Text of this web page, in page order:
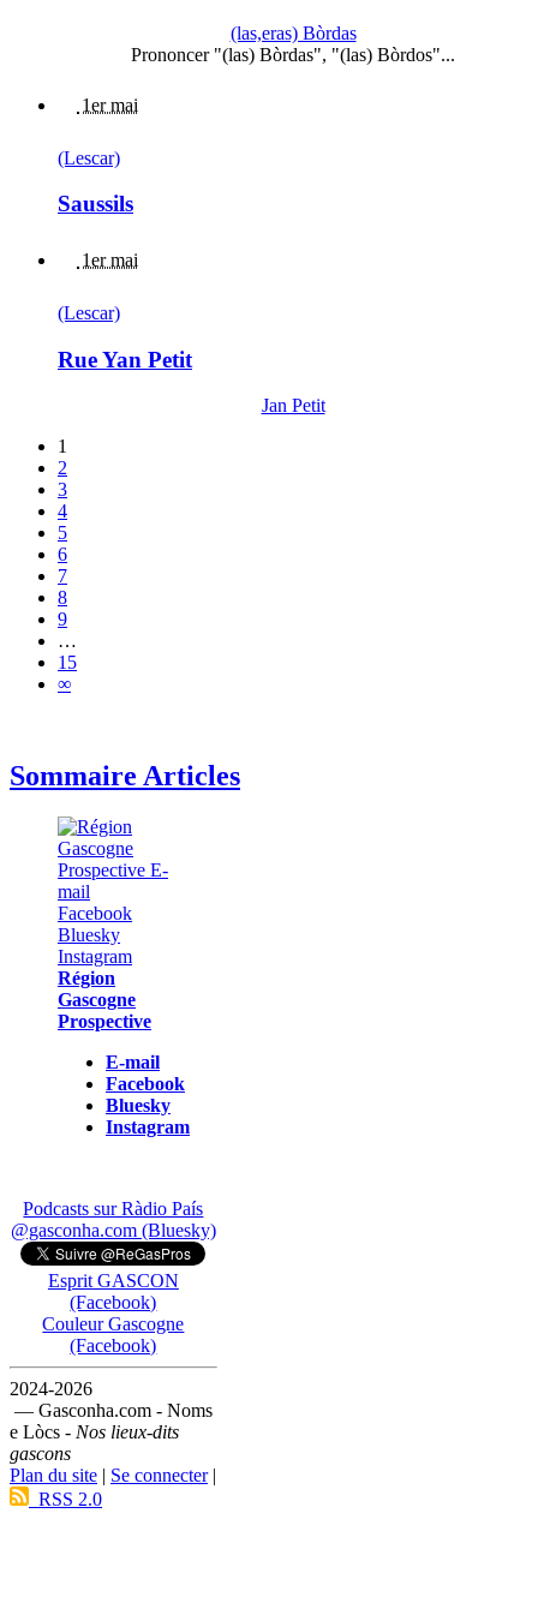
(las,eras) Bòrdas
Prononcer "(las) Bòrdas", "(las) Bòrdos"...
1er mai
(Lescar)
Saussils
1er mai
(Lescar)
Rue Yan Petit
Jan Petit
1
2
3
4
5
6
7
8
9
…
15
∞
Sommaire Articles
Région
Gascogne
Prospective
E-mail
Facebook
Bluesky
Instagram
Podcasts sur Ràdio País
@gasconha.com (Bluesky)
Esprit GASCON
(Facebook)
Couleur Gascogne
(Facebook)
2024-2026
— Gasconha.com - Noms
e Lòcs - Nos lieux-dits
gascons
Plan du site | Se connecter|
RSS 2.0